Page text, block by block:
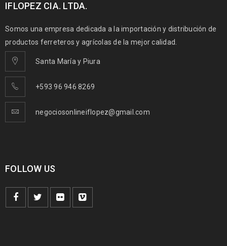
IFLOPEZ CIA. LTDA.
Somos una empresa dedicada a la importación y distribución de
productos ferreteros y agrícolas de la mejor calidad.
Santa María y Piura
+593 96 946 8269
negociosonlineiflopez@gmail.com
FOLLOW US